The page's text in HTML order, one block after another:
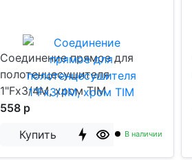
Соединение прямое для
полотенцесушителя
1"Fx3/4M, хром TIM
558 р
Купить
В наличии